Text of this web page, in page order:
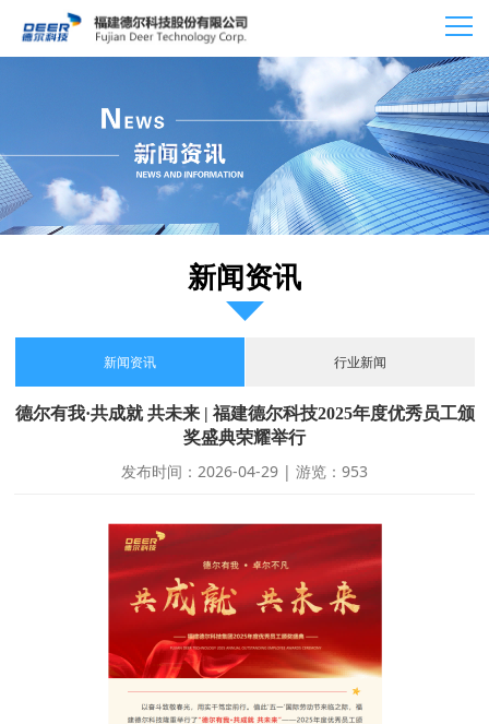
新闻资讯
新闻资讯 行业新闻
德尔有我·共成就 共未来 | 福建德尔科技2025年度优秀员工颁
奖盛典荣耀举行
发布时间：2026-04-29 | 游览：953